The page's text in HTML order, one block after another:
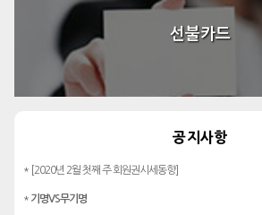
선불카드
공지사항
* [2020년 2월 첫째 주 회원권시세동향]
* 기명VS무기명